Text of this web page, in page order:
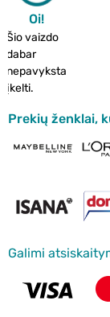
Oi!
Šio vaizdo
dabar
nepavyksta
įkelti.
Prekių ženklai,
Galimi